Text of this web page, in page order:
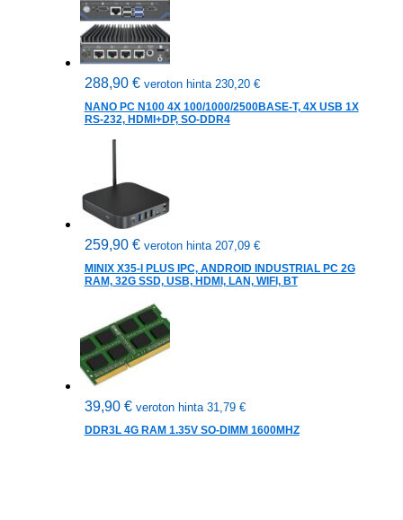
288,90 € veroton hinta 230,20 €
NANO PC N100 4X 100/1000/2500BASE-T, 4X USB 1X
RS-232, HDMI+DP, SO-DDR4
259,90 € veroton hinta 207,09 €
MINIX X35-I PLUS IPC, ANDROID INDUSTRIAL PC 2G
RAM, 32G SSD, USB, HDMI, LAN, WIFI, BT
39,90 € veroton hinta 31,79 €
DDR3L 4G RAM 1.35V SO-DIMM 1600MHZ